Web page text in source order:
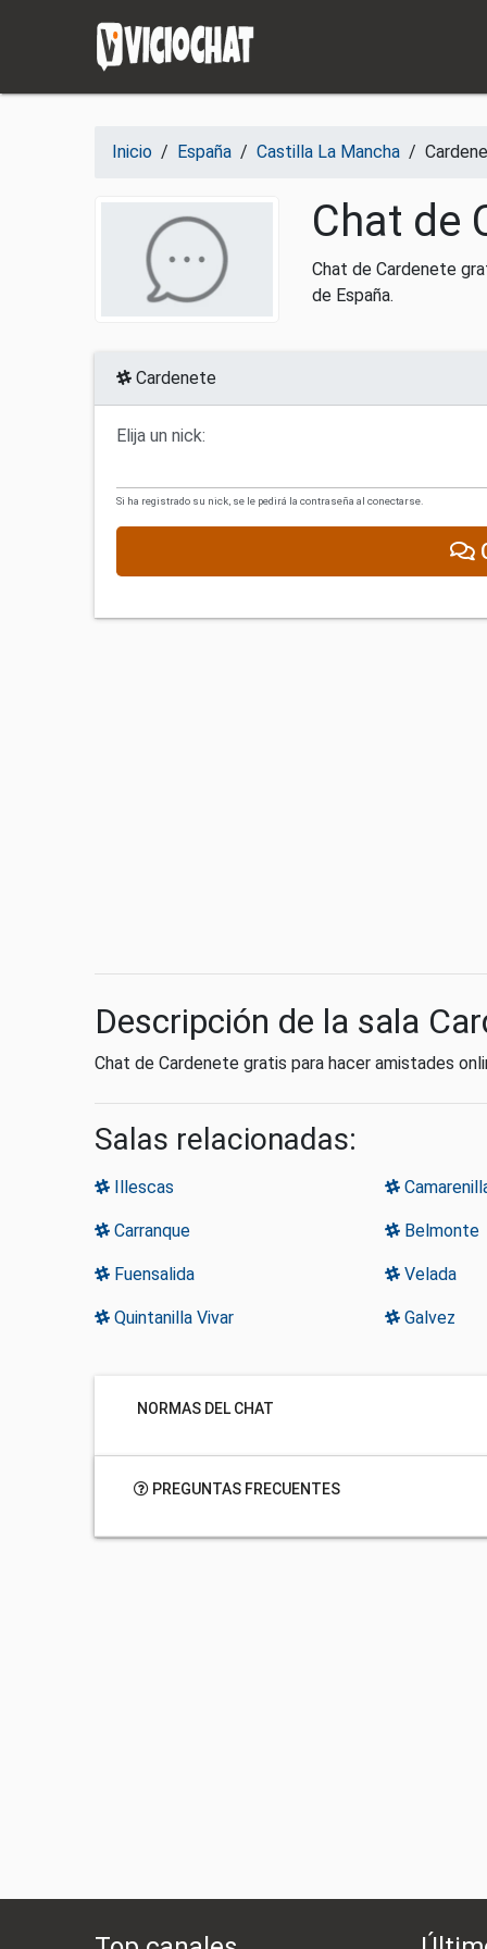
Inicio / España / Castilla La Mancha /
Chat de
Chat de Cardenete
de España.
Cardenete
Elija un nick:
Si ha registrado su nick, se le pedirá la contraseña al conectarse.
Descripción de la sala
Chat de Cardenete gratis para hacer amistades
Salas relacionadas:
Illescas
Carranque Belmonte
Fuensalida Velada
Quintanilla Vivar Galvez
NORMAS DEL CHAT
PREGUNTAS FRECUENTES